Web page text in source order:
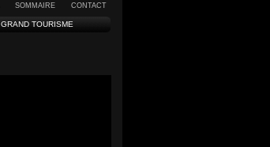
SOMMAIRE CONTACT
GRAND TOURISME